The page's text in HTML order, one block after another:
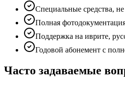
Специальные средства,
Полная
Поддержка на иврите,
Годовой абонемент с
Часто задаваемые